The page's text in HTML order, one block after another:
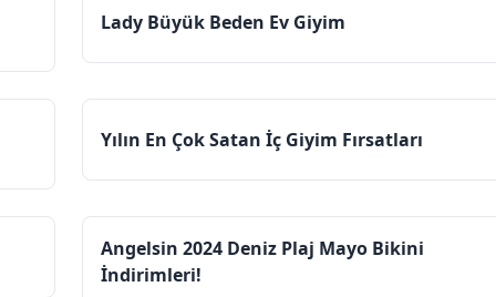
Lady Büyük Beden Ev Giyim
Yılın En Çok Satan İç Giyim Fırsatları
Angelsin 2024 Deniz Plaj Mayo Bikini
İndirimleri!